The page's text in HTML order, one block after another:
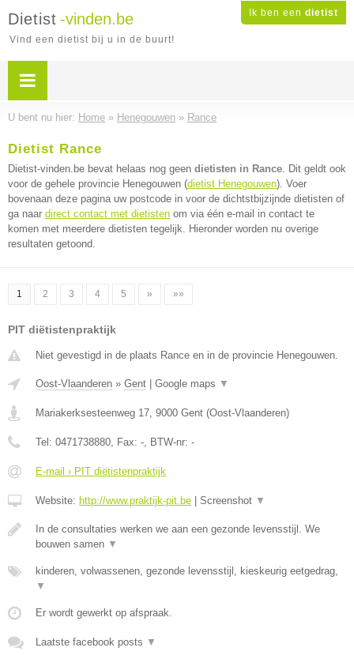
Ik ben een dietist
Dietist -vinden.be
Vind een dietist bij u in de buurt!
U bent nu hier: Home » Henegouwen » Rance
Dietist Rance
Dietist-vinden.be bevat helaas nog geen dietisten in Rance. Dit geldt ook
voor de gehele provincie Henegouwen (dietist Henegouwen). Voer
bovenaan deze pagina uw postcode in voor de dichtstbijzijnde dietisten of
ga naar direct contact met dietisten om via één e-mail in contact te
komen met meerdere dietisten tegelijk. Hieronder worden nu overige
resultaten getoond.
1 2 3 4 5 » »»
PIT diëtistenpraktijk
Niet gevestigd in de plaats Rance en in de provincie Henegouwen.
Oost-Vlaanderen » Gent Google maps ▼
Mariakerksesteenweg 17, 9000 Gent (Oost-Vlaanderen)
Tel: 0471738880, Fax: -, BTW-nr: -
E-mail › PIT diëtistenpraktijk
Website: http://www.praktijk-pit.be Screenshot ▼
In de consultaties werken we aan een gezonde levensstijl. We
bouwen samen ▼
kinderen, volwassenen, gezonde levensstijl, kieskeurig eetgedrag,
▼
Er wordt gewerkt op afspraak.
Laatste facebook posts ▼